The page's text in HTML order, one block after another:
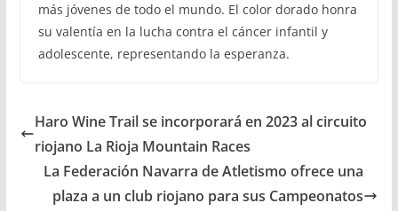
más jóvenes de todo el mundo. El color dorado honra
su valentía en la lucha contra el cáncer infantil y
adolescente, representando la esperanza.
Haro Wine Trail se incorporará en 2023 al circuito
riojano La Rioja Mountain Races
La Federación Navarra de Atletismo ofrece una
plaza a un club riojano para sus Campeonatos